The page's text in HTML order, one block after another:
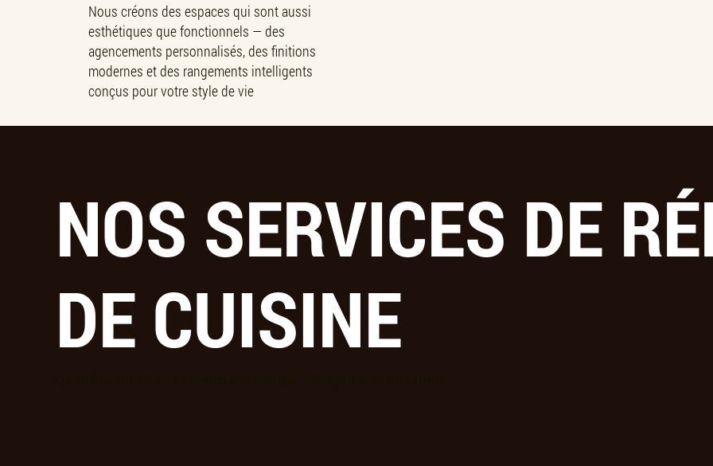
Nous créons des espaces qui sont aussi
esthétiques que fonctionnels — des
agencements personnalisés, des finitions
modernes et des rangements intelligents
conçus pour votre style de vie
NOS SERVICES DE
DE CUISINE